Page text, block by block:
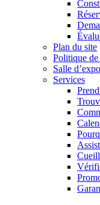
Plan du site
Politique
Salle
Services